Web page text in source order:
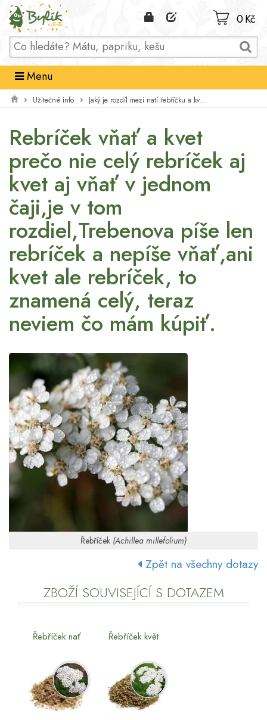
Domů
0 Kč
Menu
Užitečné info Jaký je rozdíl mezi natí řebříčku a květem.
Rebríček vňať a kvet
prečo nie celý rebríček aj
kvet aj vňať v jednom
čaji,je v tom
rozdiel,Trebenova píše len
rebríček a nepíše vňať,ani
kvet ale rebríček, to
znamená celý, teraz
neviem čo mám kúpiť.
Řebříček (Achillea millefolium)
Zpět na všechny dotazy
ZBOŽÍ SOUVISEJÍCÍ S DOTAZEM
Řebříček nať Řebříček květ